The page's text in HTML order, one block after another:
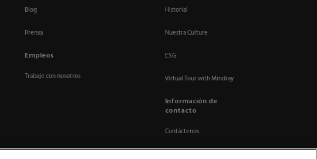
Blog
Prensa
Empleos
Trabaje con nosotros
Historial
Nuestra Culture
ESG
Virtual Tour with Mindray
Información de
contacto
Contáctenos